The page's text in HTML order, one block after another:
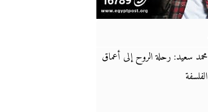
محمد سعيد: رحلة الروح إلى أعماق
الفلسفة